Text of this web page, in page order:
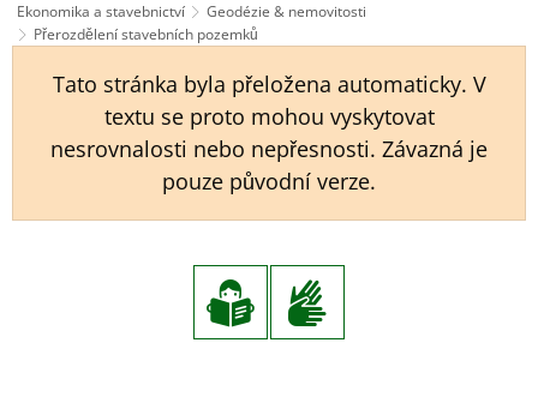
Ekonomika a stavebnictví
Geodézie & nemovitosti
Přerozdělení stavebních pozemků
Tato stránka byla přeložena automaticky. V
textu se proto mohou vyskytovat
nesrovnalosti nebo nepřesnosti. Závazná je
pouze původní verze.